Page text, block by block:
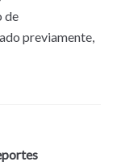
de
previamente,